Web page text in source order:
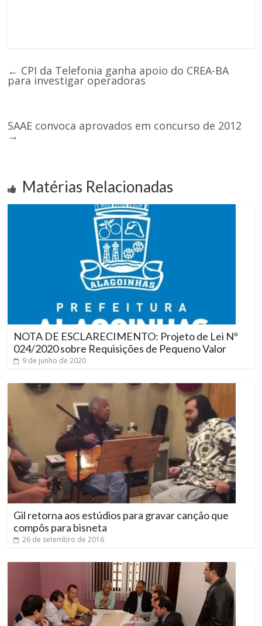
← CPI da Telefonia ganha apoio do CREA-BA
para investigar operadoras
SAAE convoca aprovados em concurso de 2012
→
Matérias Relacionadas
NOTA DE ESCLARECIMENTO: Projeto de Lei Nº
024/2020 sobre Requisições de Pequeno Valor
9 de junho de 2020
Gil retorna aos estúdios para gravar canção que
compôs para bisneta
26 de setembro de 2016